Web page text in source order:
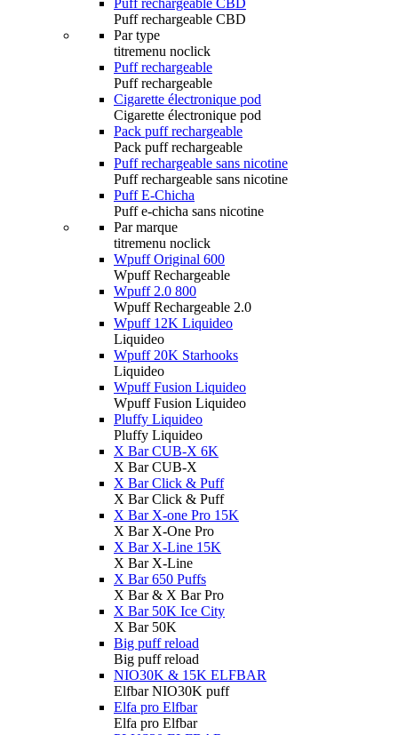
Puff rechargeable CBD
Puff rechargeable CBD
Par type
titremenu noclick
Puff rechargeable
Puff rechargeable
Cigarette électronique pod
Cigarette électronique pod
Pack puff rechargeable
Pack puff rechargeable
Puff rechargeable sans nicotine
Puff rechargeable sans nicotine
Puff E-Chicha
Puff e-chicha sans nicotine
Par marque
titremenu noclick
Wpuff Original 600
Wpuff Rechargeable
Wpuff 2.0 800
Wpuff Rechargeable 2.0
Wpuff 12K Liquideo
Liquideo
Wpuff 20K Starhooks
Liquideo
Wpuff Fusion Liquideo
Wpuff Fusion Liquideo
Pluffy Liquideo
Pluffy Liquideo
X Bar CUB-X 6K
X Bar CUB-X
X Bar Click & Puff
X Bar Click & Puff
X Bar X-one Pro 15K
X Bar X-One Pro
X Bar X-Line 15K
X Bar X-Line
X Bar 650 Puffs
X Bar & X Bar Pro
X Bar 50K Ice City
X Bar 50K
Big puff reload
Big puff reload
NIO30K & 15K ELFBAR
Elfbar NIO30K puff
Elfa pro Elfbar
Elfa pro Elfbar